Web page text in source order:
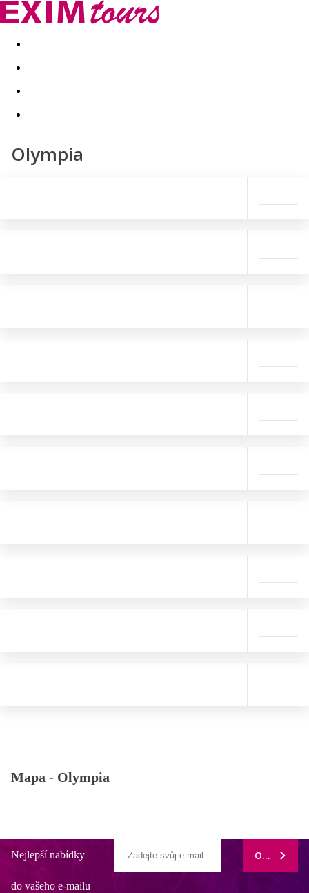
Akční nabídky Last minute
Olympia
Mapa - Olympia
Nejlepší nabídky
do vašeho e-mailu
ODEBÍRAT